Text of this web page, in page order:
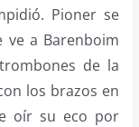
Pioner se
ve a Barenboim
de la
los brazos en
oír su eco por